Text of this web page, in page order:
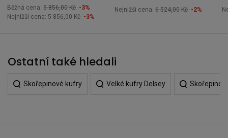
Běžná cena: 5 856,00 Kč -3%
Nejnižší cena: 5 856,00 Kč -3%
Nejnižší cena: 6 524,00 Kč -2%
Ostatní také hledali
Skořepinové kufry Velké kufry Delsey